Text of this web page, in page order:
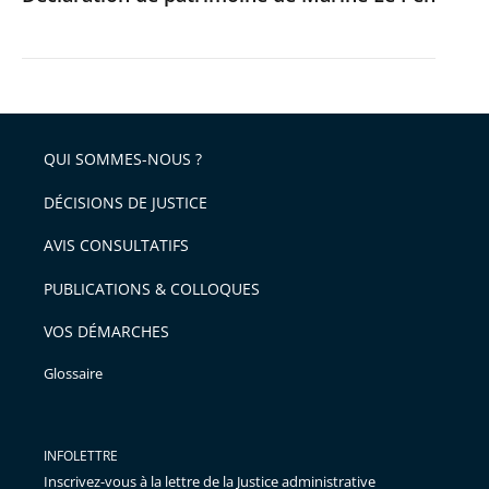
QUI SOMMES-NOUS ?
DÉCISIONS DE JUSTICE
AVIS CONSULTATIFS
PUBLICATIONS & COLLOQUES
VOS DÉMARCHES
Glossaire
INFOLETTRE
Inscrivez-vous à la lettre de la Justice administrative